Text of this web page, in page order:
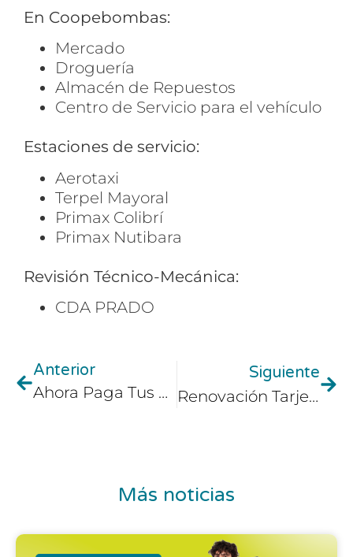
En Coopebombas:
Mercado
Droguería
Almacén de Repuestos
Centro de Servicio para el vehículo
Estaciones de servicio:
Aerotaxi
Terpel Mayoral
Primax Colibrí
Primax Nutibara
Revisión Técnico-Mecánica:
CDA PRADO
Anterior
Ahora Paga Tus Cuotas De Administración Por PSE
Siguiente
Renovación Tarjeta De Operación 2022-2023
Más noticias